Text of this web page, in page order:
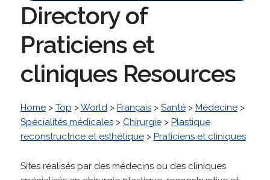
Directory of
Praticiens et
cliniques Resources
Home> Top >World> Français> Santé> Médecine>
Spécialités médicales> Chirurgie> Plastique
reconstructrice et esthétique> Praticiens et cliniques
Sites réalisés par des médecins ou des cliniques